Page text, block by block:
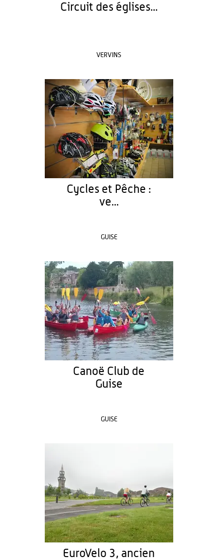
Circuit des églises...
VERVINS
Cycles et Pêche :
ve...
GUISE
Canoë Club de
Guise
GUISE
EuroVelo 3, ancien